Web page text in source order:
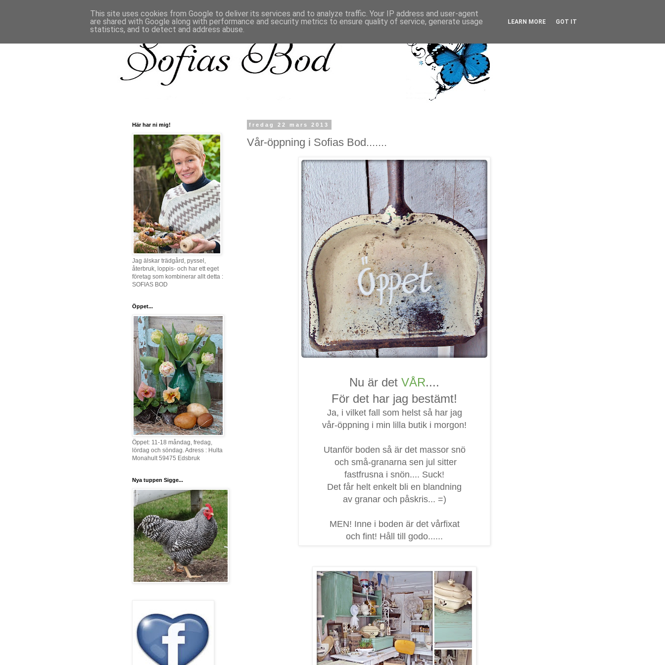
fredag 22 mars 2013
Vår-öppning i Sofias Bod.......
Nu är det VÅR....
För det har jag bestämt!
Ja, i vilket fall som helst så har jag
vår-öppning i min lilla butik i morgon!
Utanför boden så är det massor snö
och små-granarna sen jul sitter
fastfrusna i snön.... Suck!
Det får helt enkelt bli en blandning
av granar och påskris... =)
MEN! Inne i boden är det vårfixat
och fint! Håll till godo......
Här har ni mig!
Jag älskar trädgård, pyssel,
återbruk, loppis- och har ett eget
företag som kombinerar allt detta :
SOFIAS BOD
Öppet...
Öppet: 11-18 måndag, fredag,
lördag och söndag. Adress : Hulta
Monahult 59475 Edsbruk
Nya tuppen Sigge...
This site uses cookies from Google to deliver its services and to analyze traffic. Your IP address and user-agent
are shared with Google along with performance and security metrics to ensure quality of service, generate usage
statistics, and to detect and address abuse.
LEARN MORE GOT IT